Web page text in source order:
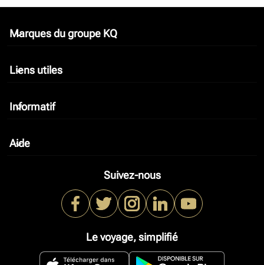
Marques du groupe KQ
keyboard_arrow_down
Liens utiles
keyboard_arrow_down
Informatif
keyboard_arrow_down
Aide
keyboard_arrow_down
Suivez-nous
Le voyage, simplifié